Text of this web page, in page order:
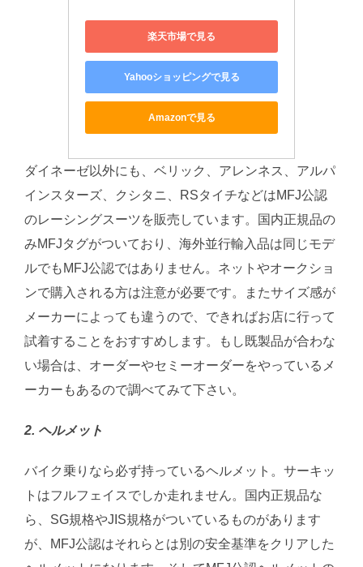
楽天市場で見る
Yahooショッピングで見る
Amazonで見る
ダイネーゼ以外にも、ベリック、アレンネス、アルパ
インスターズ、クシタニ、RSタイチなどはMFJ公認
のレーシングスーツを販売しています。国内正規品の
みMFJタグがついており、海外並行輸入品は同じモデ
ルでもMFJ公認ではありません。ネットやオークショ
ンで購入される方は注意が必要です。またサイズ感が
メーカーによっても違うので、できればお店に行って
試着することをおすすめします。もし既製品が合わな
い場合は、オーダーやセミーオーダーをやっているメ
ーカーもあるので調べてみて下さい。
2. ヘルメット
バイク乗りなら必ず持っているヘルメット。サーキッ
トはフルフェイスでしか走れません。国内正規品な
ら、SG規格やJIS規格がついているものがあります
が、MFJ公認はそれらとは別の安全基準をクリアした